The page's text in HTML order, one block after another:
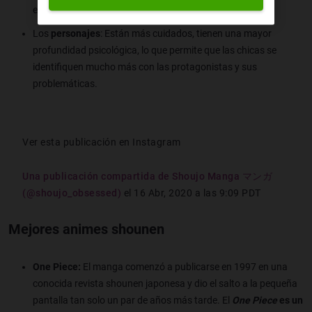
es bastante recurrente.
Los personajes: Están más cuidados, tienen una mayor
profundidad psicológica, lo que permite que las chicas se
identifiquen mucho más con las protagonistas y sus
problemáticas.
Ver esta publicación en Instagram
Una publicación compartida de Shoujo Manga マンガ
(@shoujo_obsessed) el 16 Abr, 2020 a las 9:09 PDT
Mejores animes shounen
One Piece: El manga comenzó a publicarse en 1997 en una
conocida revista shounen japonesa y dio el salto a la pequeña
pantalla tan solo un par de años más tarde. El One Piece es un